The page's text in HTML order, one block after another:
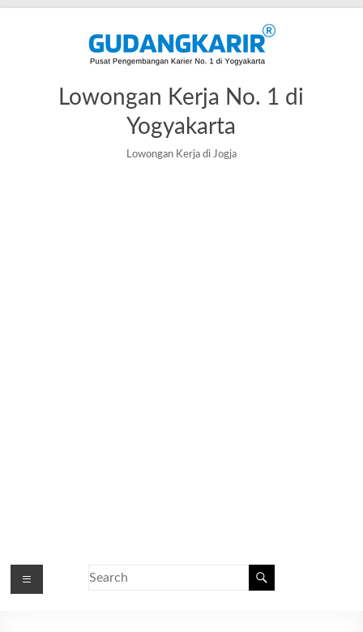
Lowongan Kerja No. 1 di
Yogyakarta
Lowongan Kerja di Jogja